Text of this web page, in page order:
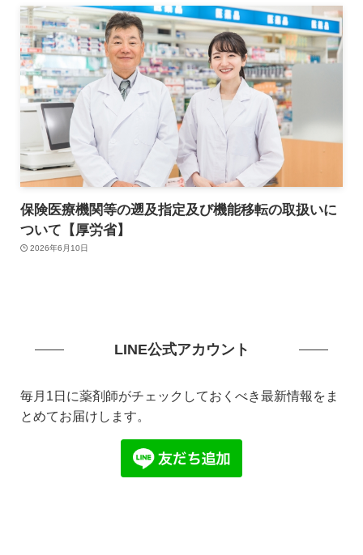
保険医療機関等の遡及指定及び機能移転の取扱いに
ついて【厚労省】
2026年6月10日
LINE公式アカウント
毎月1日に薬剤師がチェックしておくべき最新情報をま
とめてお届けします。